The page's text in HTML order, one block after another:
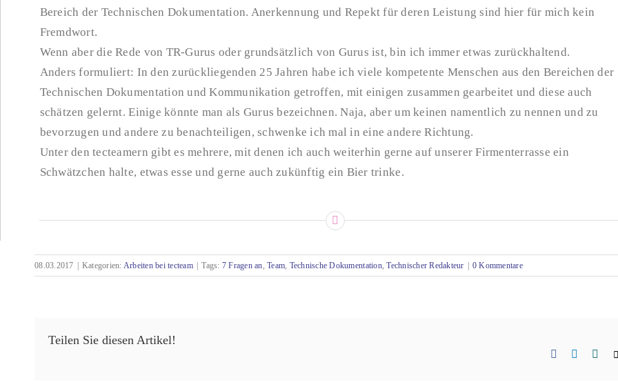
Bereich der Technischen Dokumentation. Anerkennung und Repekt für deren Leistung sind hier für mich kein
Fremdwort.
Wenn aber die Rede von TR-Gurus oder grundsätzlich von Gurus ist, bin ich immer etwas zurückhaltend.
Anders formuliert: In den zurückliegenden 25 Jahren habe ich viele kompetente Menschen aus den Bereichen der
Technischen Dokumentation und Kommunikation getroffen, mit einigen zusammen gearbeitet und diese auch
schätzen gelernt. Einige könnte man als Gurus bezeichnen. Naja, aber um keinen namentlich zu nennen und zu
bevorzugen und andere zu benachteiligen, schwenke ich mal in eine andere Richtung.
Unter den tecteamern gibt es mehrere, mit denen ich auch weiterhin gerne auf unserer Firmenterrasse ein
Schwätzchen halte, etwas esse und gerne auch zukünftig ein Bier trinke.
08.03.2017 | Kategorien: Arbeiten bei tecteam | Tags: 7 Fragen an ,Team Technische Dokumentation,Technischer Redakteur | 0 Kommentare
Teilen Sie diesen Artikel!
FacebookLinkedIn
Xing